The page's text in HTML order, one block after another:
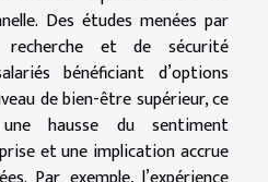
Des études menées par
et de sécurité
bénéficiant d’options
de bien-être supérieur, ce
hausse du sentiment
et une implication accrue